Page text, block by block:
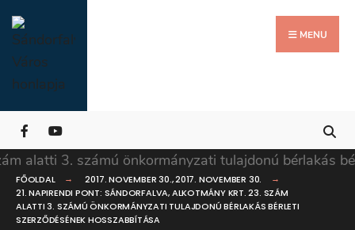
Skip
to
content
MENU
FŐOLDAL 2017. NOVEMBER 30.,2017. NOVEMBER 30.
21. NAPIRENDI PONT: SÁNDORFALVA, ALKOTMÁNY KRT. 23. SZÁM
ALATTI 3. SZÁMÚ ÖNKORMÁNYZATI TULAJDONÚ BÉRLAKÁS BÉRLETI
SZERZŐDÉSÉNEK HOSSZABBÍTÁSA
for:
Close